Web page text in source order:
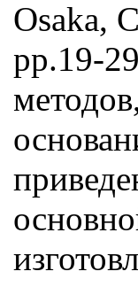
Osaka,
pp.19-